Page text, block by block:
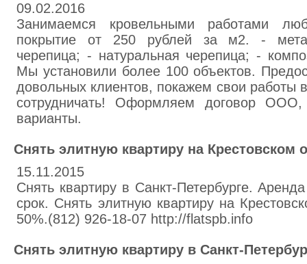
09.02.2016
Занимаемся кровельными работами
покрытие от 250 рублей за м2. -
черепица; - натуральная черепица; -
Мы установили более 100 объектов.
довольных клиентов, покажем свои работы
сотрудничать! Оформляем договор
варианты.
Снять элитную квартиру на Крестовском
15.11.2015
Снять квартиру в Санкт-Петербурге.
срок. Снять элитную квартиру на
50%.(812) 926-18-07 http://flatspb.info
Снять элитную квартиру в Санкт-